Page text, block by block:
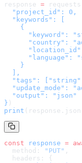
response =
  "project_id": 0,
  "keywords": [
    {
"keyword":
"country":
"language":
    }
  ],
"tags":
"update_mode":
  "output": "json"
} )
print
const response =
  method:
"PUT" ,
  headers: {